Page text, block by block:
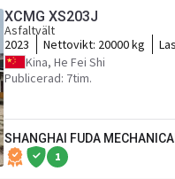
XCMG XS203J
Asfaltvält
2023
Nettovikt: 20000 kg
Kina, He Fei Shi
Publicerad: 7tim.
SHANGHAI FUDA
1